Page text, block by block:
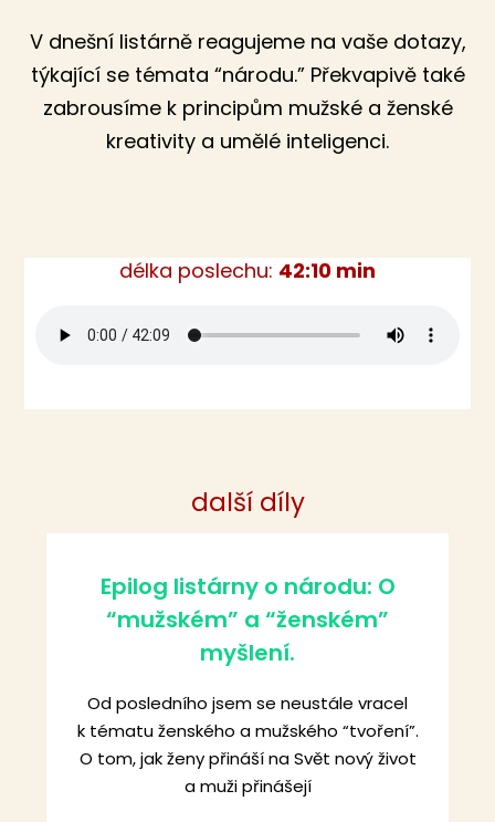
V dnešní listárně reagujeme na vaše dotazy,
týkající se témata “národu.” Překvapivě také
zabrousíme k principům mužské a ženské
kreativity a umělé inteligenci.
délka poslechu: 42:10 min
další díly
Epilog listárny o národu: O
“mužském” a “ženském”
myšlení.
Od posledního jsem se neustále vracel
k tématu ženského a mužského “tvoření”.
O tom, jak ženy přináší na Svět nový život
a muži přinášejí
a
g
e
a
g
e